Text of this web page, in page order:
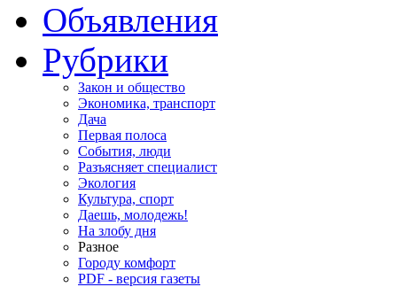
Объявления
Рубрики
Закон и общество
Экономика, транспорт
Дача
Первая полоса
События, люди
Разъясняет специалист
Экология
Культура, спорт
Даешь, молодежь!
На злобу дня
Разное
Городу комфорт
PDF - версия газеты